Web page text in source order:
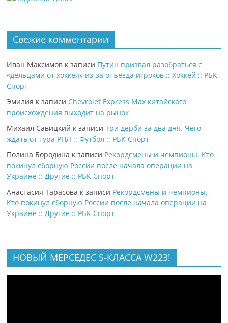
Свежие комментарии
Иван Максимов к записи Путин призвал разобраться с
«дельцами от хоккея» из-за отъезда игроков :: Хоккей :: РБК
Спорт
Эмилия к записи Chevrolet Express Max китайского
происхождения выходит на рынок
Михаил Савицкий к записиТри дерби за два дня. Чего
ждать от тура РПЛ :: Футбол :: РБК Спорт
Полина Бородина к записи Рекордсмены и чемпионы. Кто
покинул сборную России после начала операции на
Украине :: Другие :: РБК Спорт
Анастасия Тарасова к записи Рекордсмены и чемпионы.
Кто покинул сборную России после начала операции на
Украине :: Другие :: РБК Спорт
НОВЫЙ МЕРСЕДЕС S-КЛАССА W223!